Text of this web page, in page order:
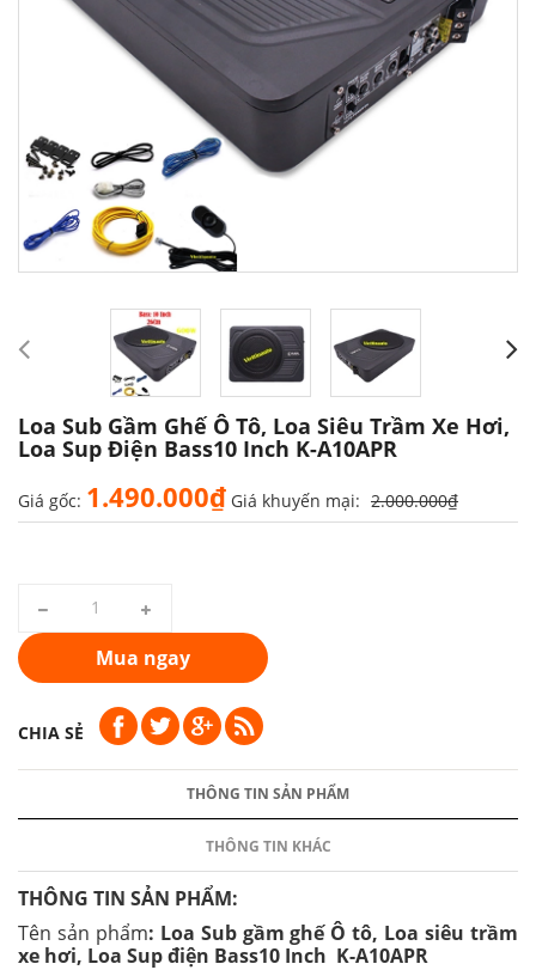
Loa Sub Gầm Ghế Ô Tô, Loa Siêu Trầm Xe Hơi,
Loa Sup Điện Bass10 Inch K-A10APR
Giá gốc: 1.490.000₫ Giá khuyến mại: 2.000.000₫
Mua ngay
CHIA SẺ
THÔNG TIN SẢN PHẨM
THÔNG TIN KHÁC
THÔNG TIN SẢN PHẨM:
Tên sản phẩm: Loa Sub gầm ghế Ô tô, Loa siêu trầm
xe hơi, Loa Sup điện Bass10 Inch K-A10APR